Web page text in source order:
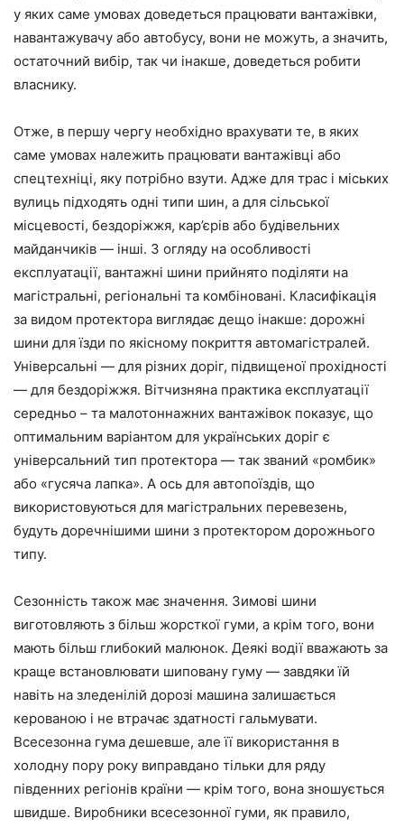
у яких саме умовах доведеться працювати вантажівки,
навантажувачу або автобусу, вони не можуть, а значить,
остаточний вибір, так чи інакше, доведеться робити
власнику.
Отже, в першу чергу необхідно врахувати те, в яких
саме умовах належить працювати вантажівці або
спецтехніці, яку потрібно взути. Адже для трас і міських
вулиць підходять одні типи шин, а для сільської
місцевості, бездоріжжя, кар’єрів або будівельних
майданчиків — інші. З огляду на особливості
експлуатації, вантажні шини прийнято поділяти на
магістральні, регіональні та комбіновані. Класифікація
за видом протектора виглядає дещо інакше: дорожні
шини для їзди по якісному покриття автомагістралей.
Універсальні — для різних доріг, підвищеної прохідності
— для бездоріжжя. Вітчизняна практика експлуатації
середньо – та малотоннажних вантажівок показує, що
оптимальним варіантом для українських доріг є
універсальний тип протектора — так званий «ромбик»
або «гусяча лапка». А ось для автопоїздів, що
використовуються для магістральних перевезень,
будуть доречнішими шини з протектором дорожнього
типу.
Сезонність також має значення. Зимові шини
виготовляють з більш жорсткої гуми, а крім того, вони
мають більш глибокий малюнок. Деякі водії вважають за
краще встановлювати шиповану гуму — завдяки їй
навіть на зледенілій дорозі машина залишається
керованою і не втрачає здатності гальмувати.
Всесезонна гума дешевше, але її використання в
холодну пору року виправдано тільки для ряду
південних регіонів країни — крім того, вона зношується
швидше. Виробники всесезонної гуми, як правило,